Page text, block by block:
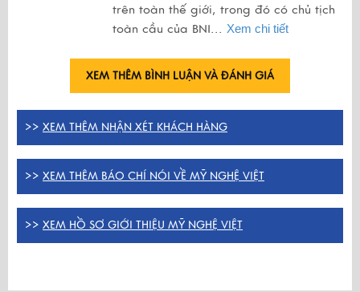
trên toàn thế giới, trong đó có chủ tịch
toàn cầu của BNI... Xem chi tiết
XEM THÊM BÌNH LUẬN VÀ ĐÁNH GIÁ
>> XEM THÊM NHẬN XÉT KHÁCH HÀNG
>> XEM THÊM BÁO CHÍ NÓI VỀ MỸ NGHỆ VIỆT
>> XEM HỒ SƠ GIỚI THIỆU MỸ NGHỆ VIỆT